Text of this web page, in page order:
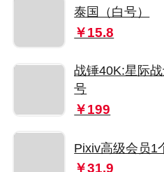
泰国（白号）
￥15.8
战锤40K:星际
号
￥199
Pixiv高级会员1
￥31.9